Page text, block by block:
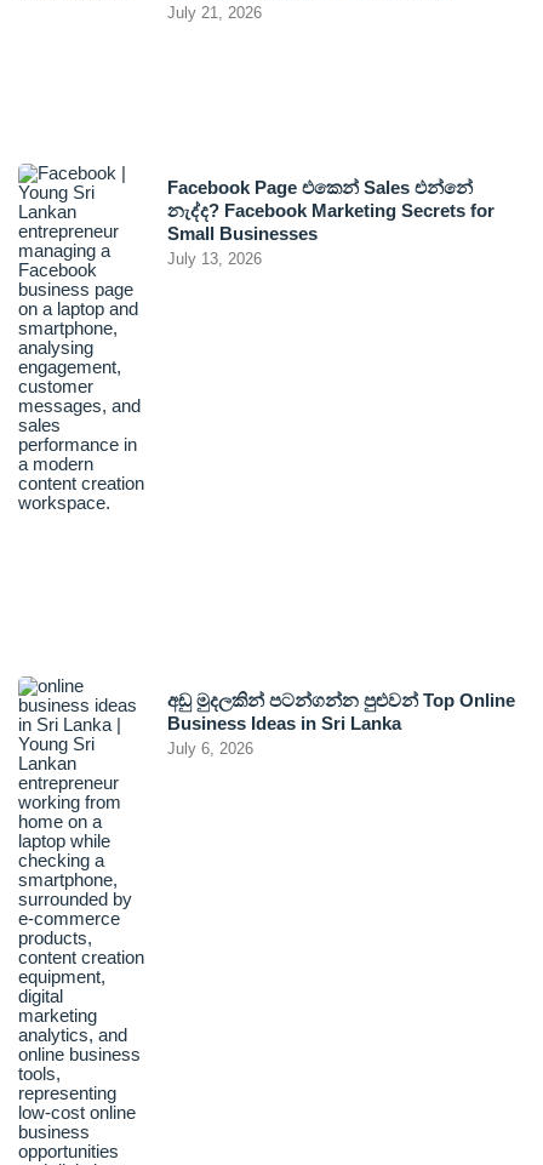
July 21, 2026
Facebook Page එකෙන් Sales එන්නේ
නැද්ද? Facebook Marketing Secrets for
Small Businesses
July 13, 2026
අඩු මුදලකින් පටන්ගන්න පුළුවන් Top Online
Business Ideas in Sri Lanka
July 6, 2026